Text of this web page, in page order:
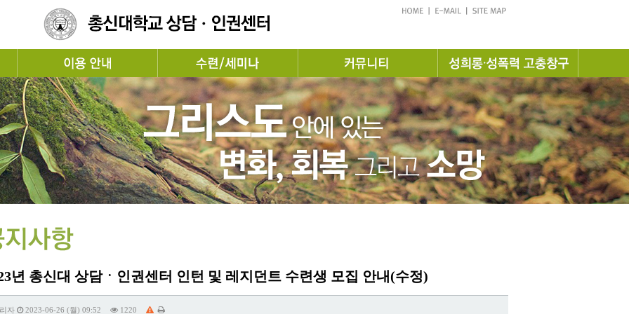
년 총신대 상담ㆍ인권센터 인턴 및 레지던트 수련생 모집 안내(수정)
자 2023-06-26 (월) 09:52 1220